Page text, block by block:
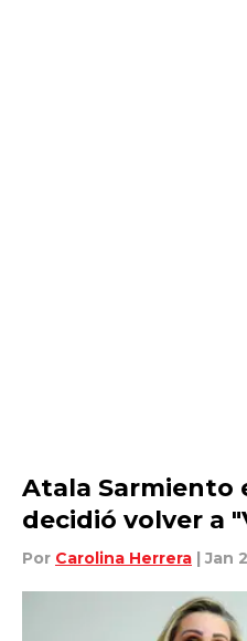
Atala Sarmiento
decidió volver a
Por Carolina Herrera | Jan